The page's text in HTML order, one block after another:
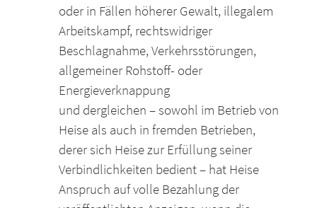
oder in Fällen höherer Gewalt, illegalem
Arbeitskampf, rechtswidriger
Beschlagnahme, Verkehrsstörungen,
allgemeiner Rohstoff- oder
Energieverknappung
und dergleichen – sowohl im Betrieb von
Heise als auch in fremden Betrieben,
derer sich Heise zur Erfüllung seiner
Verbindlichkeiten bedient – hat Heise
Anspruch auf volle Bezahlung der